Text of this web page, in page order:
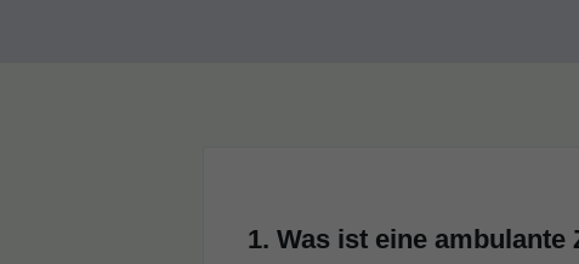
1. Was ist eine